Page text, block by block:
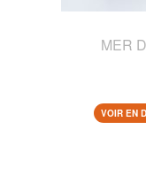
MER
VOIR EN